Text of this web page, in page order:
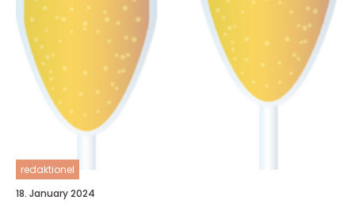
redaktionel
18. January 2024